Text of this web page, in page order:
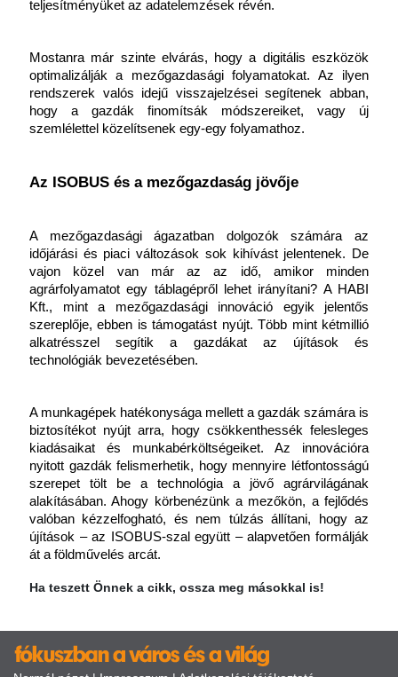
teljesítményüket az adatelemzések révén.
Mostanra már szinte elvárás, hogy a digitális eszközök
optimalizálják a mezőgazdasági folyamatokat. Az ilyen
rendszerek valós idejű visszajelzései segítenek abban,
hogy a gazdák finomítsák módszereiket, vagy új
szemlélettel közelítsenek egy-egy folyamathoz.
Az ISOBUS és a mezőgazdaság jövője
A mezőgazdasági ágazatban dolgozók számára az
időjárási és piaci változások sok kihívást jelentenek. De
vajon közel van már az az idő, amikor minden
agrárfolyamatot egy táblagépről lehet irányítani? A HABI
Kft., mint a mezőgazdasági innováció egyik jelentős
szereplője, ebben is támogatást nyújt. Több mint kétmillió
alkatrésszel segítik a gazdákat az újítások és
technológiák bevezetésében.
A munkagépek hatékonysága mellett a gazdák számára is
biztosítékot nyújt arra, hogy csökkenthessék felesleges
kiadásaikat és munkabérköltségeiket. Az innovációra
nyitott gazdák felismerhetik, hogy mennyire létfontosságú
szerepet tölt be a technológia a jövő agrárvilágának
alakításában. Ahogy körbenézünk a mezőkön, a fejlődés
valóban kézzelfogható, és nem túlzás állítani, hogy az
újítások – az ISOBUS-szal együtt – alapvetően formálják
át a földművelés arcát.
Ha teszett Önnek a cikk, ossza meg másokkal is!